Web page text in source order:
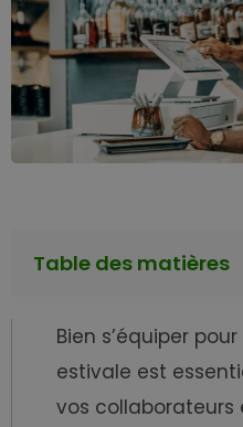
Table des matières
Bien s’équiper
estivale est
vos